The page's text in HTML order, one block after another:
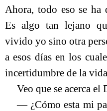
Ahora, todo eso se ha
Es algo tan lejano
vivido yo sino otra
a esos días en los
incertidumbre de la
Veo que se acerca
― ¿Cómo esta mi